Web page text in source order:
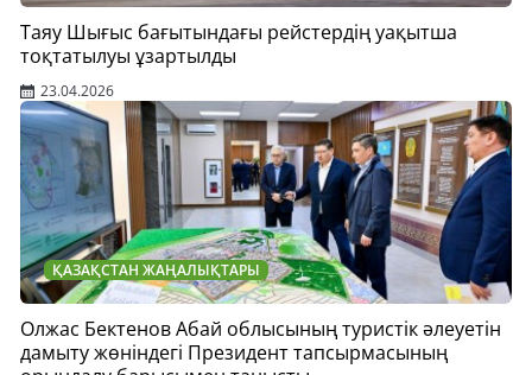
Таяу Шығыс бағытындағы рейстердің уақытша
тоқтатылуы ұзартылды
23.04.2026
ҚАЗАҚСТАН ЖАҢАЛЫҚТАРЫ
Олжас Бектенов Абай облысының туристік әлеуетін
дамыту жөніндегі Президент тапсырмасының